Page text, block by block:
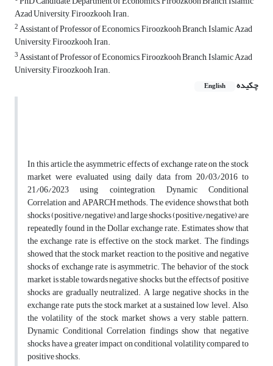
Azad University, Firoozkooh, Iran.
2Assistant of Professor of Economics, Firoozkooh Branch, Islamic Azad
University, Firoozkooh, Iran.
3Assistant of Professor of Economics, Firoozkooh Branch, Islamic Azad
University, Firoozkooh, Iran.
چکیده
English
In this article, the asymmetric effects of exchange rate on the stock
market were evaluated using daily data from 20/03/2016 to
21/06/2023 using cointegration, Dynamic Conditional
Correlation and APARCH methods. The evidence shows that both
shocks (positive/negative) and large shocks (positive/negative) are
repeatedly found in the Dollar exchange rate. Estimates show that
the exchange rate is effective on the stock market. The findings
showed that the stock market reaction to the positive and negative
shocks of exchange rate is asymmetric. The behavior of the stock
market is stable towards negative shocks, but the effects of positive
shocks are gradually neutralized. A large negative shocks in the
exchange rate puts the stock market at a sustained low level. Also,
the volatility of the stock market shows a very stable pattern.
Dynamic Conditional Correlation findings show that negative
shocks have a greater impact on conditional volatility compared to
positive shocks.